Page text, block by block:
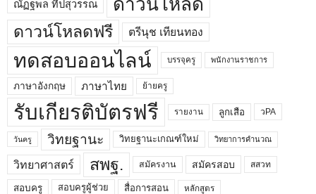
ณัฏฐพล ทีปสุวรรณ
ดาวน์โหลดฟรี ตรีนุช เทียนทอง
ทดสอบออนไลน์ บรรจุครู พนักงานราชการ
ภาษาอังกฤษ ภาษาไทย ย้ายครู
รับเกียรติบัตรฟรี รายงาน ลูกเสือ วPA
วันครู วิทยฐานะ วิทยฐานะเกณฑ์ใหม่ วิทยาการคำนวณ
วิทยาศาสตร์ สพฐ. สมัครงาน สมัครสอบ สสวท
สอบครู สอบครูผู้ช่วย สื่อการสอน หลักสูตร